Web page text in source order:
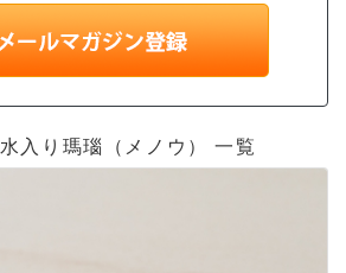
入り瑪瑙（メノウ） 一覧